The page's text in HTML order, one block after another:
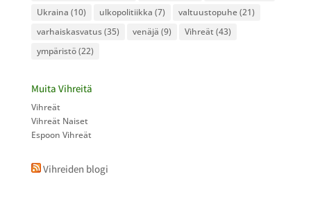
Ukraina (10) ulkopolitiikka (7) valtuustopuhe(21)
varhaiskasvatus(35) venäjä (9) Vihreät (43)
ympäristö(22)
Muita Vihreitä
Vihreät
Vihreät Naiset
Espoon Vihreät
Vihreiden blogi